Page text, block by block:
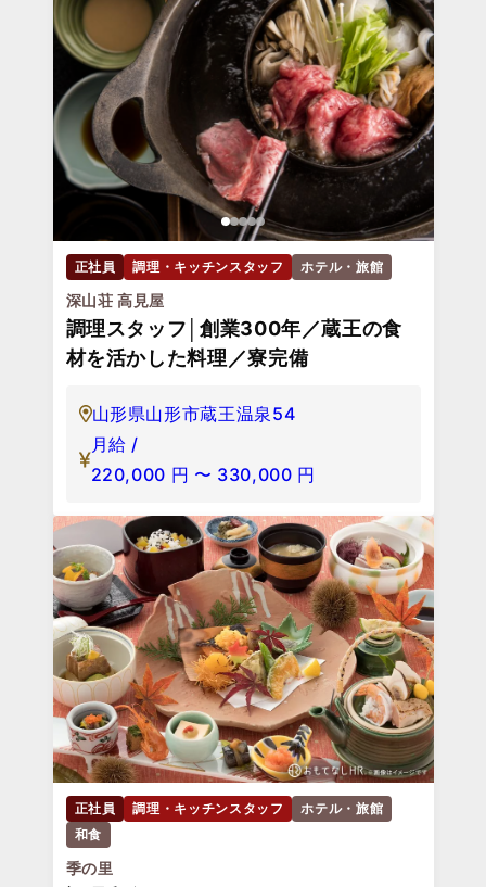
正社員 調理・キッチンスタッフ ホテル・旅館
深山荘 高見屋
調理スタッフ│創業300年／蔵王の食
材を活かした料理／寮完備
山形県山形市蔵王温泉54
月給 /
220,000 円 〜 330,000 円
正社員 調理・キッチンスタッフ
ホテル・旅館
和食
季の里